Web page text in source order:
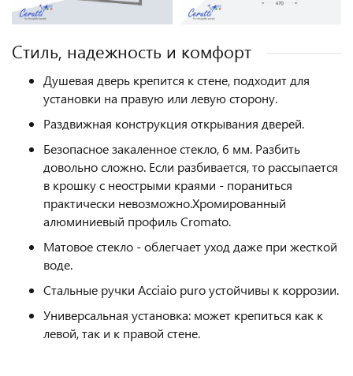
Cтиль, надежность и комфорт
Душевая дверь крепится к стене, подходит для
установки на правую или левую сторону.
Раздвижная конструкция открывания дверей.
Безопасное закаленное стекло, 6 мм. Разбить
довольно сложно. Если разбивается, то рассыпается
в крошку с неострыми краями - пораниться
практически невозможно.Хромированный
алюминиевый профиль Cromato.
Матовое стекло - облегчает уход даже при жесткой
воде.
Стальные ручки Acciaio puro устойчивы к коррозии.
Универсальная установка: может крепиться как к
левой, так и к правой стене.